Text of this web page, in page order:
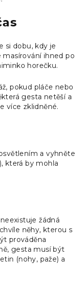
si dobu, kdy je
masírování ihned po
horečku.
pokud pláče nebo
gesta netěší a
více zklidněné.
a vyhněte
která by mohla
žádná
něhy, kterou s
prováděna
gesta musí být
(nohy, paže) a